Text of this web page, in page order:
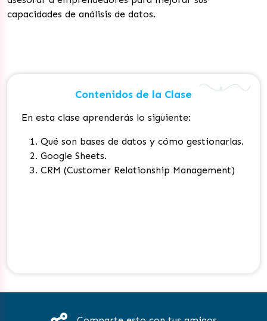
capacidades de análisis de datos.
Contenidos de la Clase
En esta clase aprenderás lo siguiente:
Qué son bases de datos y cómo gestionarlas.
Google Sheets.
CRM (Customer Relationship Management)